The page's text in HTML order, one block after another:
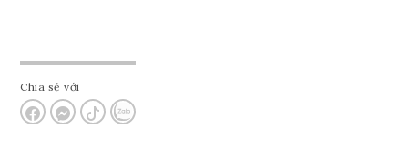
Chia sẻ với